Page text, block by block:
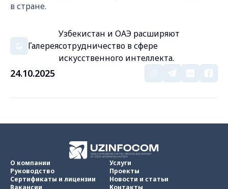
в стране.
Галерея
Узбекистан и ОАЭ расширяют
сотрудничество в сфере
искусственного интеллекта.
24.10.2025
О компании
Руководство
Сертификаты и лицензии
Услуги
Проекты
Новости и статьи